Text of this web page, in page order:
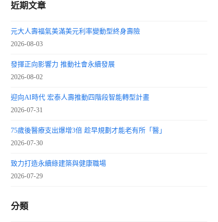
近期文章
元大人壽福氣美滿美元利率變動型終身壽險
2026-08-03
發揮正向影響力 推動社會永續發展
2026-08-02
迎向AI時代 宏泰人壽推動四階段智能轉型計畫
2026-07-31
75歲後醫療支出爆增3倍 趁早規劃才能老有所「醫」
2026-07-30
致力打造永續綠建築與健康職場
2026-07-29
分類